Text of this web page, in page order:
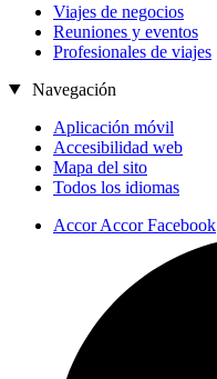
Viajes de negocios
Reuniones y eventos
Profesionales de viajes
Navegación
Aplicación móvil
Accesibilidad web
Mapa del sito
Todos los idiomas
Accor Accor Facebook